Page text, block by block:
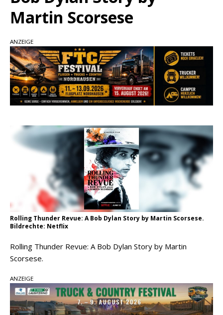
pez veröffentlicht neue Single „Late Night
Randy Travis veröffentlicht mit „I Don’t Care“
einen weiteren Schatz aus dem Archiv
Ben Gallaher kehrt zu seinen Wurzeln zurück –
„Taylor Gold“ zeigt die Kraft der Akustik
Martin Scorsese
ANZEIGE
Rolling Thunder Revue: A Bob Dylan Story by Martin Scorsese.
Bildrechte: Netflix
Rolling Thunder Revue: A Bob Dylan Story by Martin
Scorsese.
ANZEIGE